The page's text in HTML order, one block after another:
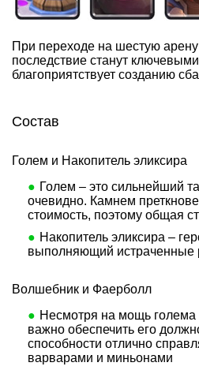
При переходе на шестую
последствие станут
благоприятствует созданию
Состав
Голем и Накопитель эликсира
Голем – это сильнейший
очевидно. Камнем
стоимость, поэтому общая
Накопитель эликсира –
выполняющий истраченные
Волшебник и Фаерболл
Несмотря на мощь голема
важно обеспечить его
способности отлично
варварами и миньонами